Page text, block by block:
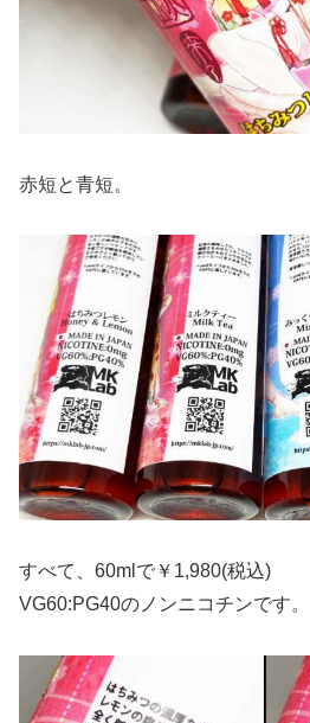
赤短と青短。
すべて、60mlで￥1,980(税込)
VG60:PG40のノンニコチンです。